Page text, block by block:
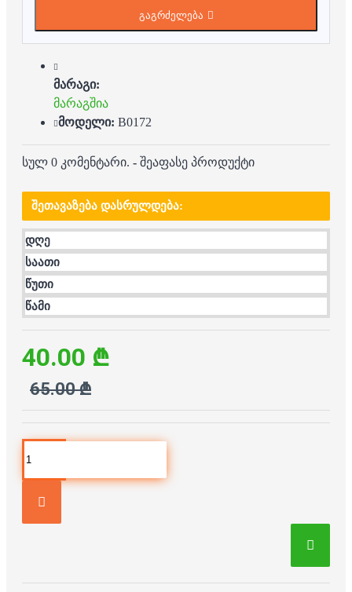
გაგრძელება
მარაგი:
მარაგშია
მოდელი: B0172
სულ 0 კომენტარი. - შეაფასე პროდუქტი
ᲨᲔᲗᲐᲕᲐᲖᲔᲑᲐ ᲓᲐᲡᲠᲣᲚᲓᲔᲑᲐ:
დღე
საათი
წუთი
წამი
40.00 ₾
65.00 ₾